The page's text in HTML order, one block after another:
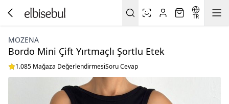
TR
MOZENA
Bordo Mini Çift Yırtmaçlı Şortlu Etek
1.085 Mağaza DeğerlendirmesiSoru Cevap